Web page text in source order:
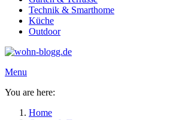
Technik & Smarthome
Küche
Outdoor
Menu
You are here:
Home